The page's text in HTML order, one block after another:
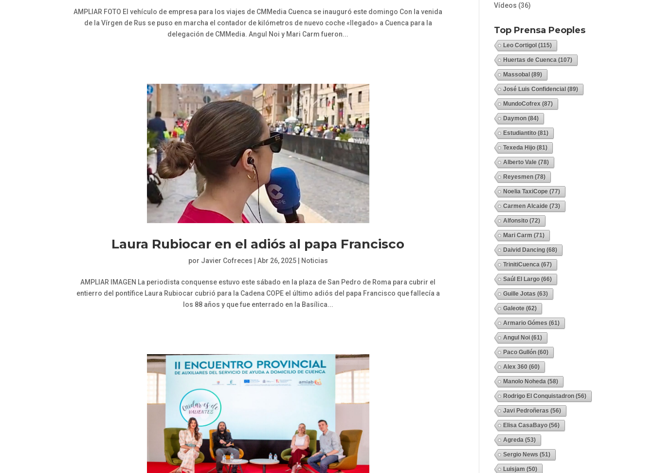
AMPLIAR FOTO El vehículo de empresa para los viajes de CMMedia Cuenca se inauguró este domingo Con la venida
de la Vírgen de Rus se puso en marcha el contador de kilómetros de nuevo coche «llegado» a Cuenca para la
delegación de CMMedia. Angul Noi y Mari Carm fueron...
Laura Rubiocar en el adiós al papa Francisco
por Javier Cofreces Abr 26, 2025| Noticias
AMPLIAR IMAGEN La periodista conquense estuvo este sábado en la plaza de San Pedro de Roma para cubrir el
entierro del pontífice Laura Rubiocar cubrió para la Cadena COPE el último adiós del papa Francisco que fallecía a
los 88 años y que fue enterrado en la Basílica...
Vídeos (36)
Top Prensa Peoples
Leo Cortigol (115)
Huertas de Cuenca (107)
Massobal (89)
José Luis Confidencial (89)
MundoCofrex (87)
Daymon (84)
Estudiantito (81)
Texeda Hijo (81)
Alberto Vale (78)
Reyesmen (78)
Noelia TaxiCope (77)
Carmen Alcaide (73)
Alfonsito (72)
Mari Carm (71)
Daivid Dancing (68)
TrinitiCuenca (67)
Saúl El Largo (66)
Guille Jotas (63)
Galeote (62)
Armario Gómes (61)
Angul Noi (61)
Paco Gullón (60)
Alex 360 (60)
Manolo Noheda (58)
Rodrigo El Conquistadron (56)
Javi Pedroñeras (56)
Elisa CasaBayo (56)
Agreda (53)
Sergio News (51)
Luisjam (50)